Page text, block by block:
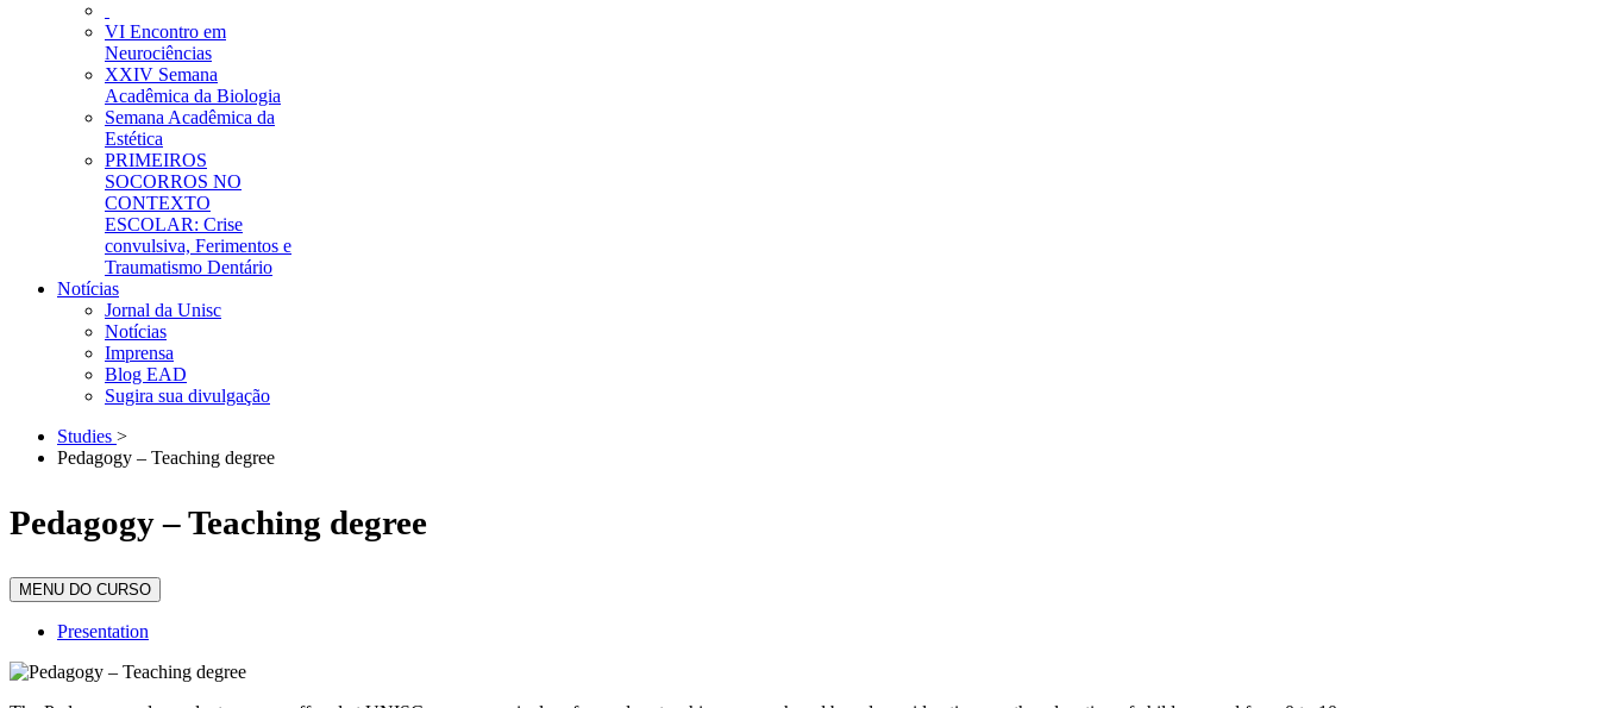
VI Encontro em
Neurociências
XXIV Semana
Acadêmica da Biologia
Semana Acadêmica da
Estética
PRIMEIROS
SOCORROS NO
CONTEXTO
ESCOLAR: Crise
convulsiva, Ferimentos e
Traumatismo Dentário
Notícias
Jornal da Unisc
Notícias
Imprensa
Blog EAD
Sugira sua divulgação
Studies >
Pedagogy – Teaching degree
Pedagogy – Teaching degree
MENU DO CURSO
Presentation